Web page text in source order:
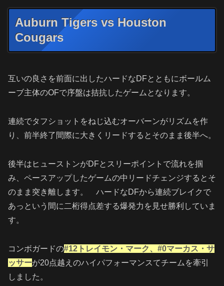
Auburn Tigers vs Houston
Cougars
互いの良さを前面に出したハードなDFとともにボールム
ーブ主体のOFで序盤は拮抗したゲームとなります。
連続でタフショットをねじ込むオーバーンがリズムを作
り、前半終了間際に大きくリードするとそのまま後半へ。
後半はヒューストンがDFとスリーポイントで流れを掴
み、ペースアップしたゲームの中リードチェンジするとそ
のまま突き離します。 ハードなDFから連続ブレイクで
あっという間に二桁得点差する爆発力を見せ勝利していま
す。
コンボガードの#12トレイモン・マーク、#0マーカス・サ
ッサーが20点越えのハイパフォーマンスてチームを牽引
しました。